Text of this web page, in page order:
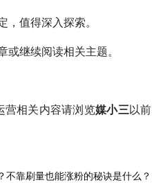
值得深入探索。
继续阅读相关主题。
营相关内容请浏览媒小三 以前
不靠刷量也能涨粉的秘诀是什么？